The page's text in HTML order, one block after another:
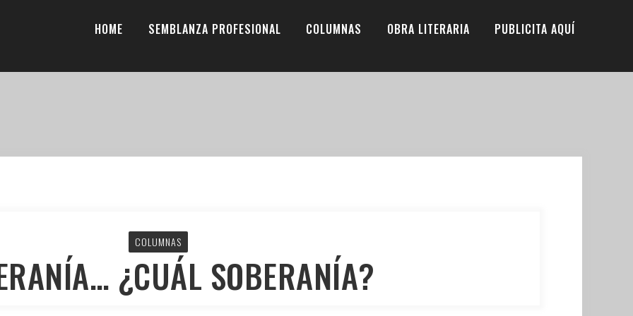
HOME SEMBLANZA PROFESIONAL COLUMNAS OBRA LITERARIA PUBLICITA AQUÍ
COLUMNAS
¿CUÁL SOBERANÍA?